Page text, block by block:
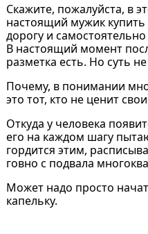
Скажите, пожалуйста, в
настоящий мужик купить
дорогу и
В настоящий момент
разметка есть. Но суть
Почему, в понимании
это тот, кто не ценит
Откуда у человека
его на каждом шагу
гордится этим,
говно с подвала
Может надо просто
капельку.